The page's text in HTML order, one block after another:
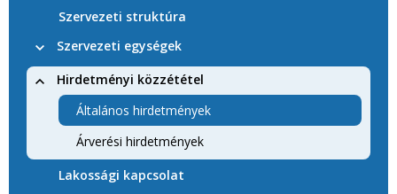
Szervezeti struktúra
Szervezeti egységek
Hirdetményi közzététel
Általános hirdetmények
Árverési hirdetmények
Lakossági kapcsolat